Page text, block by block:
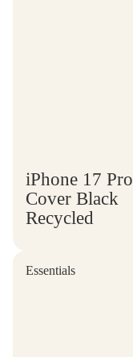
iPhone 17 Pro
Cover Black
Recycled
Essentials